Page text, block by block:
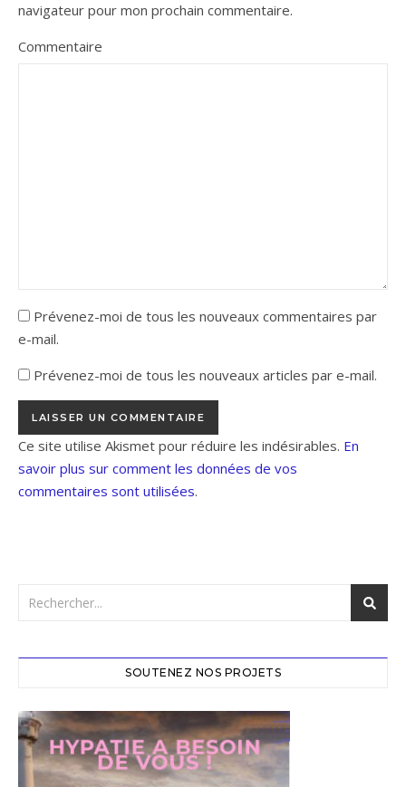
navigateur pour mon prochain commentaire.
Commentaire
Prévenez-moi de tous les nouveaux commentaires par
e-mail.
Prévenez-moi de tous les nouveaux articles par e-mail.
Ce site utilise Akismet pour réduire les indésirables. En
savoir plus sur comment les données de vos
commentaires sont utilisées.
SOUTENEZ NOS PROJETS